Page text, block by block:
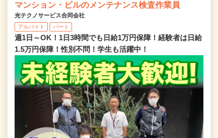
マンション・ビルのメンテナンス検査作業員
光テクノサービス合同会社
アルバイト パート
週1日～OK！1日3時間でも日給1万円保障！経験者は日給
1.5万円保障！性別不問！学生も活躍中！